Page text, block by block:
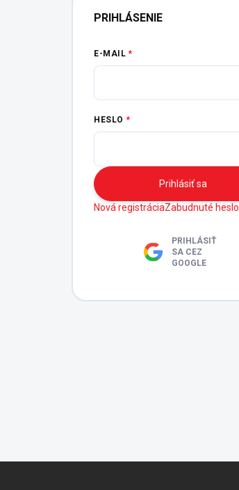
PRIHLÁSENIE
E-MAIL
HESLO
Prihlásiť sa
Nová registráciaZabudnuté heslo
PRIHLÁSIŤ
SA CEZ
GOOGLE